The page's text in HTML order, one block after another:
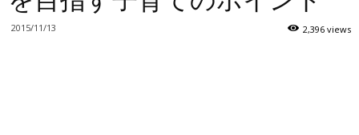
2015/11/13 2,396 views